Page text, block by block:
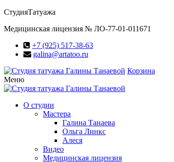
СтудияТатуажа
Медицинская лицензия № ЛО-77-01-011671
+7 (925) 517-38-63
galina@artatoo.ru
Корзина
Меню
О студии
Мастера
Галина Танаева
Ольга Линкс
Алеся
Видео
Медицинская лицензия